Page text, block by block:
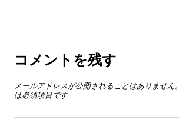
コメントを残す
メールアドレスが公開されることはありません。
は必須項目です